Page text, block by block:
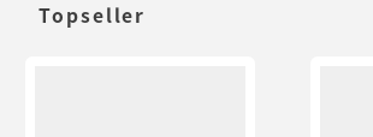
Topseller